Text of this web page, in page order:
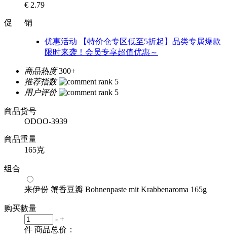
€ 2.79
促 销
优惠活动
【特价仓专区低至5折起】品类专属爆款
限时来袭！会员专享超值优惠～
商品热度 300+
推荐指数
用户评价
商品货号
ODOO-3939
商品重量
165克
组合
来伊份 蟹香豆瓣 Bohnenpaste mit Krabbenaroma 165g
购买數量
- +
件 商品总价：